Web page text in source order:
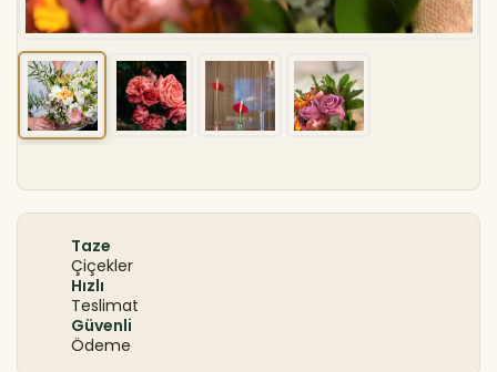
Taze
Çiçekler
Hızlı
Teslimat
Güvenli
Ödeme